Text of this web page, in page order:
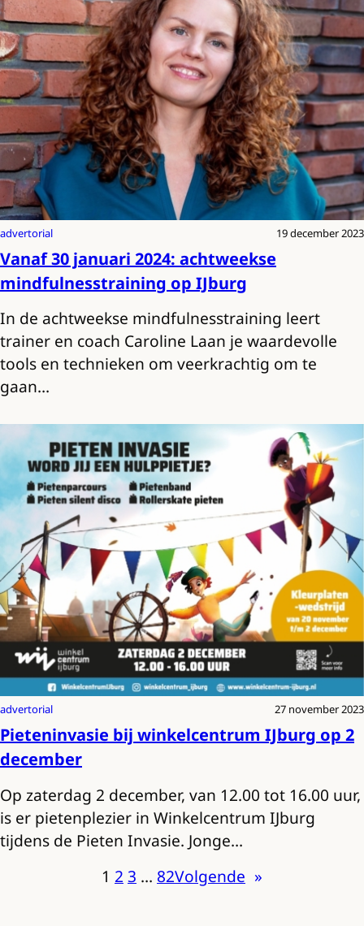
advertorial 19 december 2023
Vanaf 30 januari 2024: achtweekse
mindfulnesstraining op IJburg
In de achtweekse mindfulnesstraining leert
trainer en coach Caroline Laan je waardevolle
tools en technieken om veerkrachtig om te
gaan…
advertorial 27 november 2023
Pieteninvasie bij winkelcentrum IJburg op 2
december
Op zaterdag 2 december, van 12.00 tot 16.00 uur,
is er pietenplezier in Winkelcentrum IJburg
tijdens de Pieten Invasie. Jonge…
1 2 3 … 82Volgende »